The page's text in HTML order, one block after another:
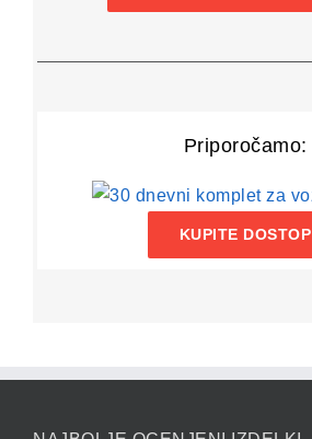
Priporočamo:
KUPITE DOSTOP